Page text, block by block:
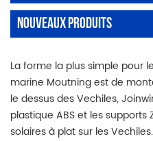
Nouveaux Produits
La forme la plus simple pour
marine Moutning est de
le dessus des Vechiles,
plastique ABS et les
solaires à plat sur les Vechiles.